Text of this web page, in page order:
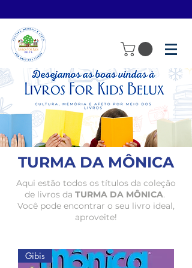
TURMA DA MÔNICA
Aqui estão todos os títulos da coleção
de livros da TURMA DA MÔNICA.
Você pode encontrar o seu livro ideal,
aproveite!
Gibis